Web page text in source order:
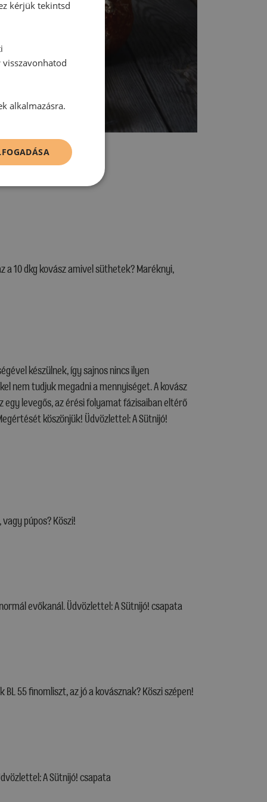
a 10 dkg kovász amivel süthetek? Maréknyi,
készülnek, így sajnos nincs ilyen
nem tudjuk megadni a mennyiséget. A kovász
egy levegős, az érési folyamat fázisaiban eltérő
köszönjük! Üdvözlettel: A Sütnijó!
púpos? Köszi!
evőkanál. Üdvözlettel: A Sütnijó! csapata
55 finomliszt, az jó a kovásznak? Köszi szépen!
A Sütnijó! csapata
kérjük tekintsd
alkalmazásra.